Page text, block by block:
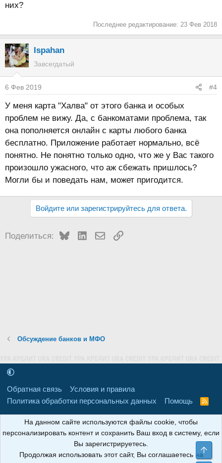
них?
Последнее редактирование: 23 Фев 2018
Ispahan
Завсегдатый
6 Фев 2019 #4
У меня карта "Халва" от этого банка и особых
проблем не вижу. Да, с банкоматами проблема, так
она пополняется онлайн с карты любого банка
бесплатно. Приложение работает нормально, всё
понятно. Не понятно только одно, что же у Вас такого
произошло ужасного, что аж сбежать пришлось?
Могли бы и поведать нам, может пригодится.
Войдите или зарегистрируйтесь для ответа.
Поделиться: BlueskyLinkedInЭлектронная почта
Ссылка
Обсуждение банков и МФО
Обратная связь
Условия и правила
Политика обработки персональных данных
Помощь
R
Свидетельство о регистрации товарного знака № 665857 от
06.08.2018 г. Сайт не является СМИ. Сделано вРунетЛаб – Сайты и
АНОИНФО; ОГРН: 1247700801700; ИНН/КПП:
На данном сайте используются файлы cookie, чтобы
персонализировать контент и сохранить Ваш вход в систему, если
Вы зарегистрируетесь.
Продолжая использовать этот сайт, Вы соглашаетесь на